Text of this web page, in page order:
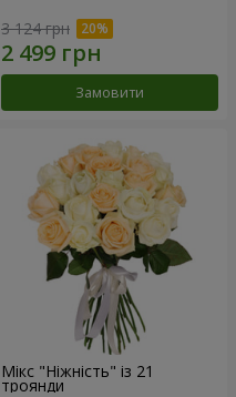
3 124 грн
Замовити
Мікс "Ніжність" із 21
троянди